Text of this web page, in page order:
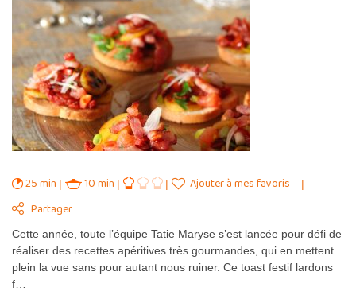
25 min 10 min
Ajouter à mes favoris
Partager
Cette année, toute l’équipe Tatie Maryse s’est lancée pour défi de
réaliser des recettes apéritives très gourmandes, qui en mettent
plein la vue sans pour autant nous ruiner. Ce toast festif lardons
f…